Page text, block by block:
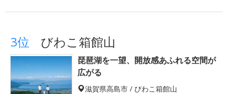
3位 びわこ箱館山
琵琶湖を一望、開放感あふれる空間が
広がる
滋賀県高島市 / びわこ箱館山